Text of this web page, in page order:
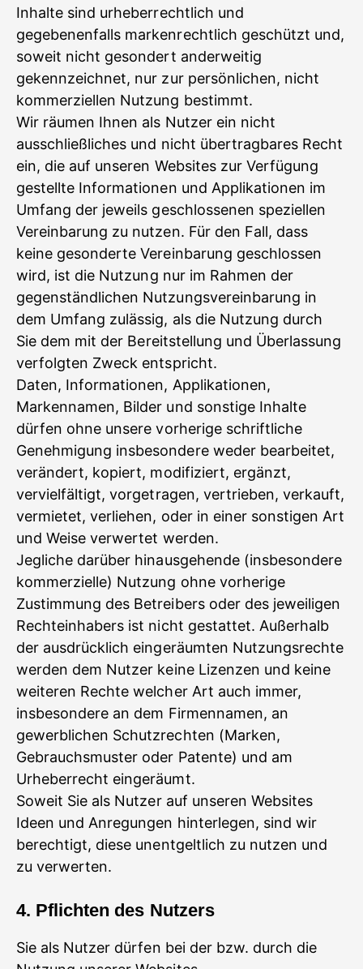
Inhalte sind urheberrechtlich und
gegebenenfalls markenrechtlich geschützt und,
soweit nicht gesondert anderweitig
gekennzeichnet, nur zur persönlichen, nicht
kommerziellen Nutzung bestimmt.
Wir räumen Ihnen als Nutzer ein nicht
ausschließliches und nicht übertragbares Recht
ein, die auf unseren Websites zur Verfügung
gestellte Informationen und Applikationen im
Umfang der jeweils geschlossenen speziellen
Vereinbarung zu nutzen. Für den Fall, dass
keine gesonderte Vereinbarung geschlossen
wird, ist die Nutzung nur im Rahmen der
gegenständlichen Nutzungsvereinbarung in
dem Umfang zulässig, als die Nutzung durch
Sie dem mit der Bereitstellung und Überlassung
verfolgten Zweck entspricht.
Daten, Informationen, Applikationen,
Markennamen, Bilder und sonstige Inhalte
dürfen ohne unsere vorherige schriftliche
Genehmigung insbesondere weder bearbeitet,
verändert, kopiert, modifiziert, ergänzt,
vervielfältigt, vorgetragen, vertrieben, verkauft,
vermietet, verliehen, oder in einer sonstigen Art
und Weise verwertet werden.
Jegliche darüber hinausgehende (insbesondere
kommerzielle) Nutzung ohne vorherige
Zustimmung des Betreibers oder des jeweiligen
Rechteinhabers ist nicht gestattet. Außerhalb
der ausdrücklich eingeräumten Nutzungsrechte
werden dem Nutzer keine Lizenzen und keine
weiteren Rechte welcher Art auch immer,
insbesondere an dem Firmennamen, an
gewerblichen Schutzrechten (Marken,
Gebrauchsmuster oder Patente) und am
Urheberrecht eingeräumt.
Soweit Sie als Nutzer auf unseren Websites
Ideen und Anregungen hinterlegen, sind wir
berechtigt, diese unentgeltlich zu nutzen und
zu verwerten.
4. Pflichten des Nutzers
Sie als Nutzer dürfen bei der bzw. durch die